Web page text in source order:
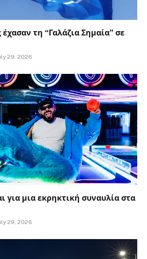
τη “Γαλάζια Σημαία” σε
29, 2026
για μια εκρηκτική συναυλία στα
29, 2026